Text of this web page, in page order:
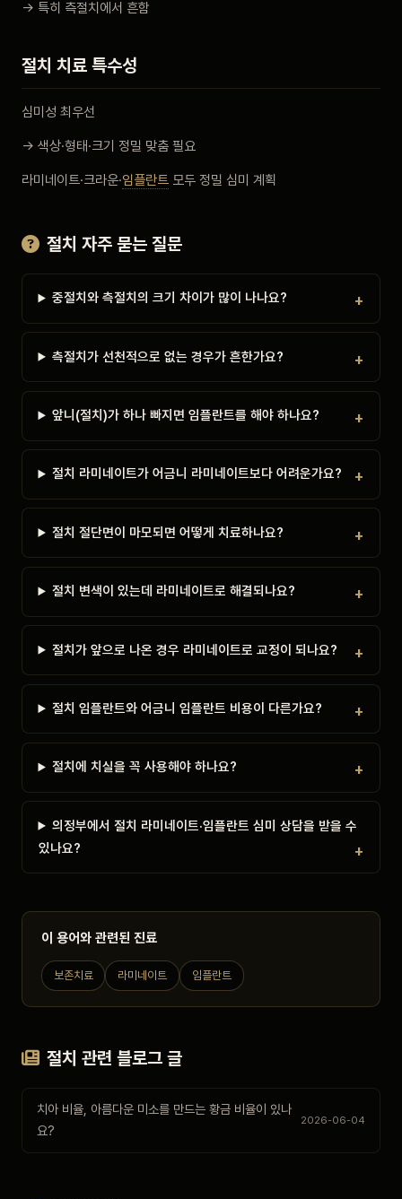
→ 특히 측절치에서 흔함
절치 치료 특수성
심미성 최우선
→ 색상·형태·크기 정밀 맞춤 필요
라미네이트·크라운·임플란트 모두 정밀 심미 계획
절치 자주 묻는 질문
중절치와 측절치의 크기 차이가 많이 나나요?
측절치가 선천적으로 없는 경우가 흔한가요?
앞니(절치)가 하나 빠지면 임플란트를 해야 하나요?
절치 라미네이트가 어금니 라미네이트보다 어려운가요?
절치 절단면이 마모되면 어떻게 치료하나요?
절치 변색이 있는데 라미네이트로 해결되나요?
절치가 앞으로 나온 경우 라미네이트로 교정이 되나요?
절치 임플란트와 어금니 임플란트 비용이 다른가요?
절치에 치실을 꼭 사용해야 하나요?
의정부에서 절치 라미네이트·임플란트 심미 상담을 받을 수
있나요?
이 용어와 관련된 진료
보존치료 라미네이트 임플란트
절치 관련 블로그 글
치아 비율, 아름다운 미소를 만드는 황금 비율이 있나
요?
2026-06-04